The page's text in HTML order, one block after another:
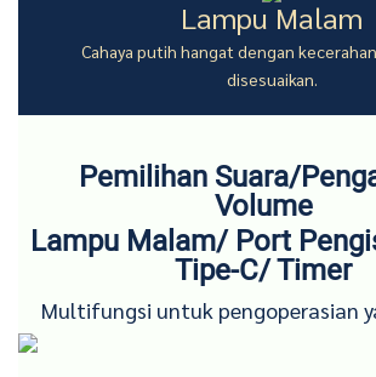
Lampu Malam
Cahaya putih hangat dengan
disesuaikan.
Pemilihan Suara/
Volume
Lampu Malam/ Port
Tipe-C/ Timer
Multifungsi untuk pengoperasian